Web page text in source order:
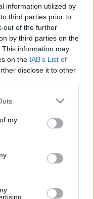
information utilized by
third parties prior to
out of the further
by third parties on the
This information may
on the IAB’s List of
disclose it to other
my
έρχονται
στις
το Moulin